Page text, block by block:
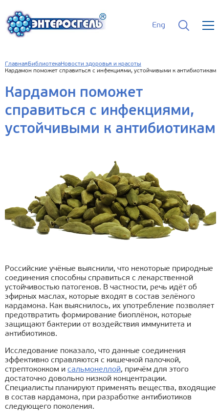
Eng
Главная БиблиотекаНовости здоровья и красоты
Кардамон поможет справиться с инфекциями, устойчивыми к антибиотикам
Кардамон поможет
справиться с инфекциями,
устойчивыми к антибиотикам
Российские учёные выяснили, что некоторые природные
соединения способны справиться с лекарственной
устойчивостью патогенов. В частности, речь идёт об
эфирных маслах, которые входят в состав зелёного
кардамона. Как выяснилось, их употребление позволяет
предотвратить формирование биоплёнок, которые
защищают бактерии от воздействия иммунитета и
антибиотиков.
Исследование показало, что данные соединения
эффективно справляются с кишечной палочкой,
стрептококком и сальмонеллой, причём для этого
достаточно довольно низкой концентрации.
Специалисты планируют применять вещества, входящие
в состав кардамона, при разработке антибиотиков
следующего поколения.